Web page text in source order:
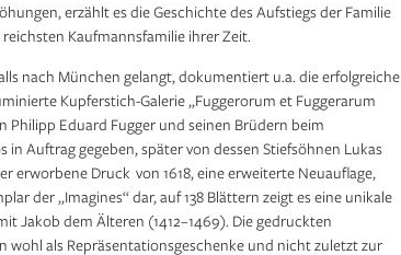
erzählt es die Geschichte des Aufstiegs der Familie
Kaufmannsfamilie ihrer Zeit.
nach München gelangt, dokumentiert u.a. die erfolgreiche
Kupferstich-Galerie „Fuggerorum et Fuggerarum
Philipp Eduard Fugger und seinen Brüdern beim
in Auftrag gegeben, später von dessen Stiefsöhnen Lukas
erwor­bene Druck von 1618, eine erweiterte Neuauflage,
der „Imagines“ dar, auf 138 Blättern zeigt es eine unikale
Jakob dem Älteren (1412–1469). Die gedruckten
wohl als Repräsen­tations­geschenke und nicht zuletzt zur